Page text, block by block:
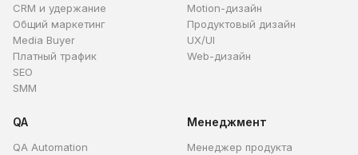
CRM и удержание
Общий маркетинг
Media Buyer
Платный трафик
SEO
SMM
Motion-дизайн
Продуктовый дизайн
UX/UI
Web-дизайн
QA
QA Automation
Менеджмент
Менеджер продукта